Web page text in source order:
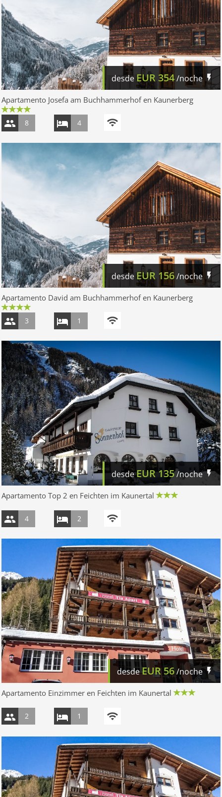
desdeEUR354/noche
Apartamento Josefa am Buchhammerhof en Kaunerberg
8 4
desdeEUR 156/noche
Apartamento David am Buchhammerhof en Kaunerberg
3 1
desdeEUR135/noche
Apartamento Top 2 en Feichten im Kaunertal
4 2
desdeEUR 56/noche
Apartamento Einzimmer en Feichten im Kaunertal
2 1